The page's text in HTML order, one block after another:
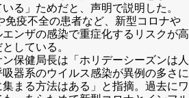
る」ためだと、声明で説明した。
疫不全の患者など、新型コロナや
ンザの感染で重症化するリスクが高
している。
健局長は「ホリデーシーズンは人
器系のウイルス感染が異例の多さに
まる方法はある」と指摘。過去にワ